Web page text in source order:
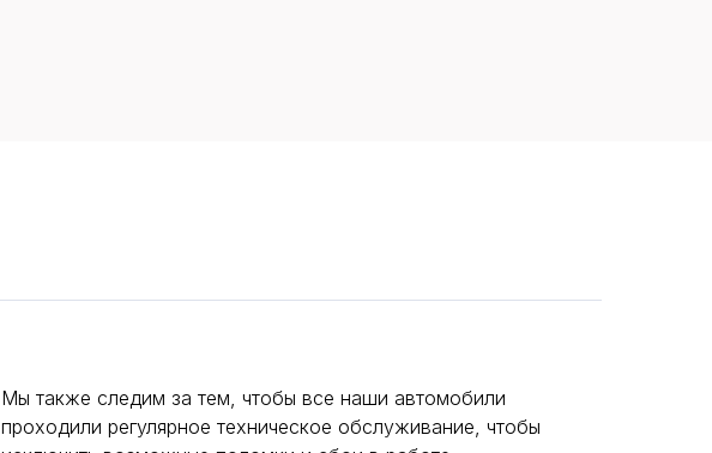
Мы также следим за тем, чтобы все наши автомобили
проходили регулярное техническое обслуживание, чтобы